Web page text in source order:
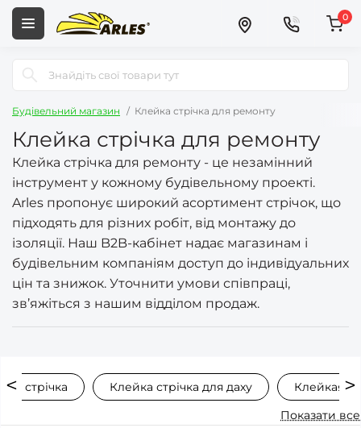
0
Будівельний магазин Клейка стрічка для ремонту
Клейка стрічка для ремонту
Клейка стрічка для ремонту - це незамінний
інструмент у кожному будівельному проекті.
Arles пропонує широкий асортимент стрічок, що
підходять для різних робіт, від монтажу до
ізоляції. Наш B2B-кабінет надає магазинам і
будівельним компаніям доступ до індивідуальних
цін та знижок. Уточнити умови співпраці,
зв’яжіться з нашим відділом продаж.
стрічка Клейка стрічка для даху
Клейкая
Показати все